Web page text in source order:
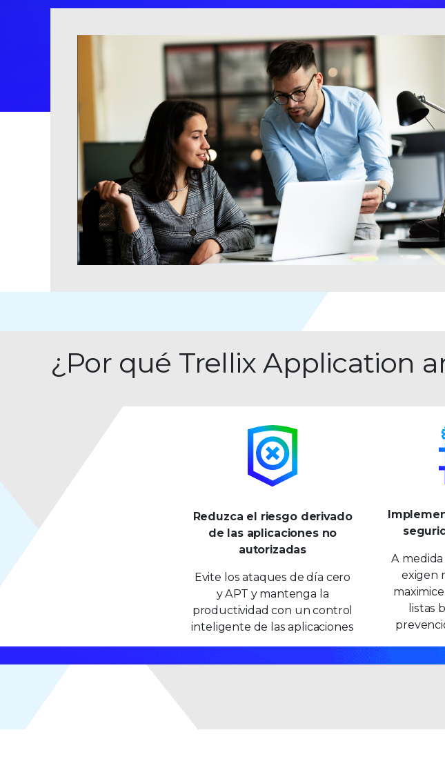
¿Por qué Trellix Application
Reduzca el riesgo derivado
de las aplicaciones no
autorizadas
Evite los ataques de día cero
y APT y mantenga la
productividad con un control
inteligente de las aplicaciones
A
exigen
listas